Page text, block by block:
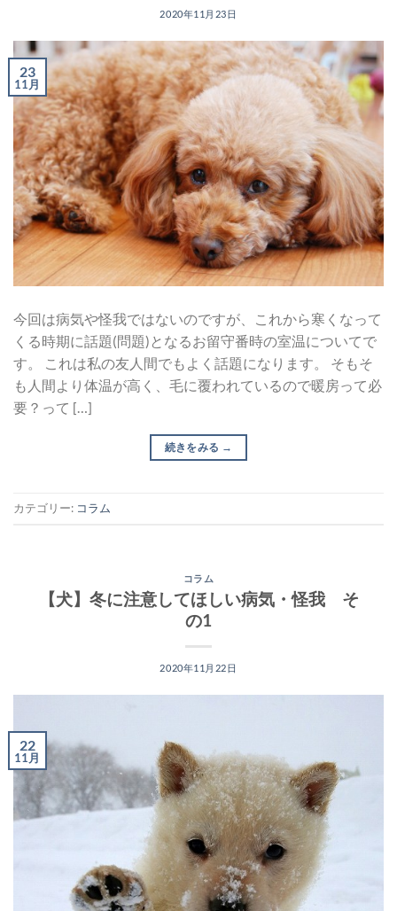
2020年11月23日
23
11月
今回は病気や怪我ではないのですが、これから寒くなって
くる時期に話題(問題)となるお留守番時の室温についてで
す。 これは私の友人間でもよく話題になります。 そもそ
も人間より体温が高く、毛に覆われているので暖房って必
要？って […]
続きをみる →
カテゴリー: コラム
コラム
【犬】冬に注意してほしい病気・怪我 そ
の1
2020年11月22日
22
11月